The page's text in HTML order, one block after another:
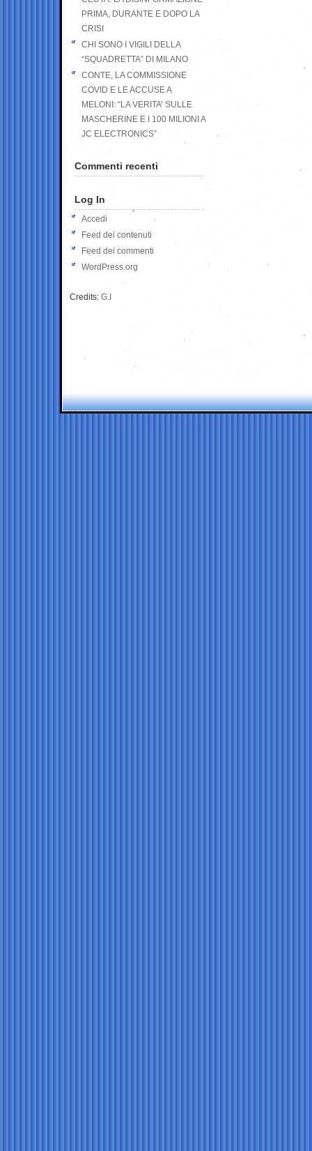
PRIMA, DURANTE E DOPO LA
CRISI
CHI SONO I VIGILI DELLA
“SQUADRETTA” DI MILANO
CONTE, LA COMMISSIONE
COVID E LE ACCUSE A
MELONI: “LA VERITA’ SULLE
MASCHERINE E I 100 MILIONI A
JC ELECTRONICS”
Commenti recenti
Log In
Accedi
Feed dei contenuti
Feed dei commenti
WordPress.org
Credits: G.I